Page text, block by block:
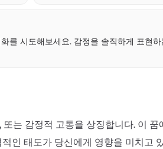
를 시도해보세요. 감정을 솔직하게 표현
는 감정적 고통을 상징합니다. 이 꿈
인 태도가 당신에게 영향을 미치고